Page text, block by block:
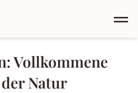
Vollkommene
Natur